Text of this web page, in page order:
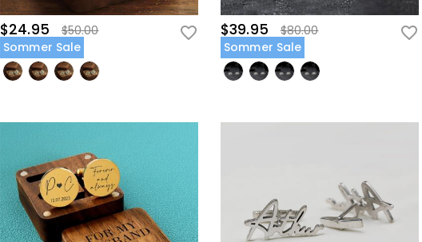
$24.95
$50.00
Sommer Sale
$39.95
$80.00
Sommer Sale